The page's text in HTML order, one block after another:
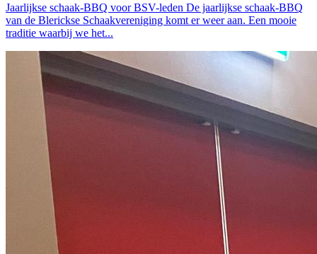
Jaarlijkse schaak-BBQ voor BSV-leden De jaarlijkse schaak-BBQ
van de Blerickse Schaakvereniging komt er weer aan. Een mooie
traditie waarbij we het...